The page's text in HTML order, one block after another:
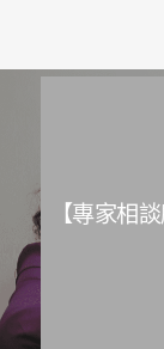
【專家相